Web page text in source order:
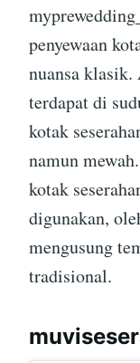
penyewaan
nuansa
terdapat di
kotak
namun
kotak
digunakan,
mengusung
tradisional.